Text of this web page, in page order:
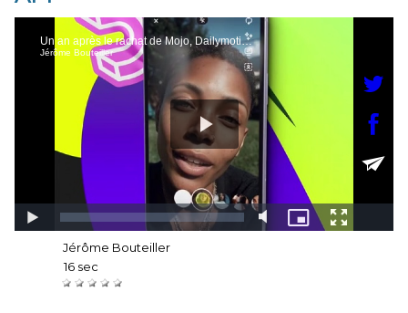
Jérôme Bouteiller
16 sec